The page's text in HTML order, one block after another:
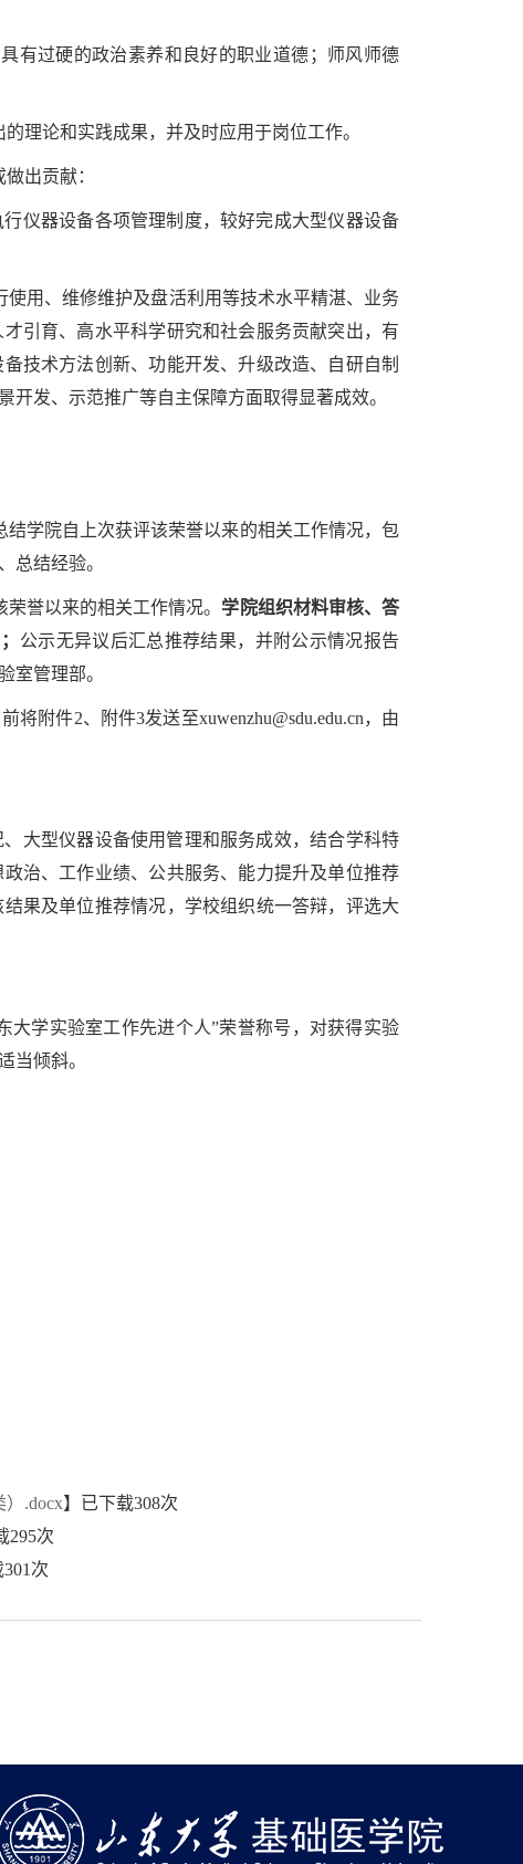
有过硬的政治素养和良好的职业道德；师风师德
理论和实践成果，并及时应用于岗位工作。
出贡献：
仪器设备各项管理制度，较好完成大型仪器设备
用、维修维护及盘活利用等技术水平精湛、业务
引育、高水平科学研究和社会服务贡献突出，有
技术方法创新、功能开发、升级改造、自研自制
发、示范推广等自主保障方面取得显著成效。
学院自上次获评该荣誉以来的相关工作情况，包
总结经验。
誉以来的相关工作情况。 学院组织材料审核、答
公示无异议后汇总推荐结果，并附公示情况报告
室管理部。
附件2、附件3发送至xuwenzhu@sdu.edu.cn，由
大型仪器设备使用管理和服务成效，结合学科特
治、工作业绩、公共服务、能力提升及单位推荐
果及单位推荐情况，学校组织统一答辩，评选大
大学实验室工作先进个人”荣誉称号，对获得实验
当倾斜。
）.docx】已下载308次
295次
301 次